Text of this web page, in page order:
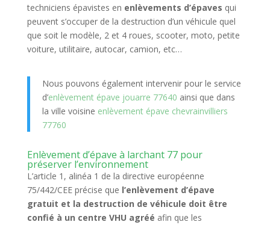
techniciens épavistes en enlèvements d’épaves qui
peuvent s’occuper de la destruction d’un véhicule quel
que soit le modèle, 2 et 4 roues, scooter, moto, petite
voiture, utilitaire, autocar, camion, etc…
Nous pouvons également intervenir pour le service
d’enlèvement épave jouarre 77640 ainsi que dans
la ville voisine enlèvement épave chevrainvilliers
77760
Enlèvement d’épave à larchant 77 pour
préserver l’environnement
L’article 1, alinéa 1 de la directive européenne
75/442/CEE précise que l’enlèvement d’épave
gratuit et la destruction de véhicule doit être
confié à un centre VHU agréé afin que les